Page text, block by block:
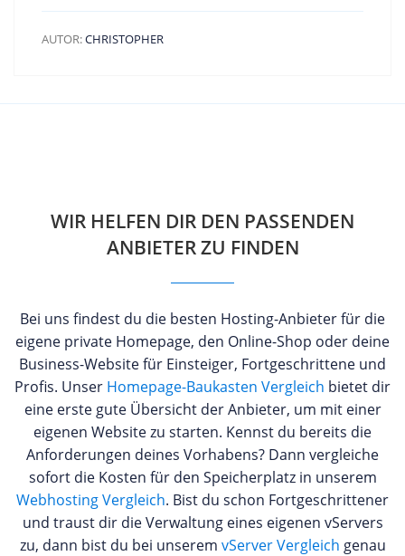
AUTOR:CHRISTOPHER
WIR HELFEN DIR DEN PASSENDEN
ANBIETER ZU FINDEN
Bei uns findest du die besten Hosting-Anbieter für die
eigene private Homepage, den Online-Shop oder deine
Business-Website für Einsteiger, Fortgeschrittene und
Profis. Unser Homepage-Baukasten Vergleich bietet dir
eine erste gute Übersicht der Anbieter, um mit einer
eigenen Website zu starten. Kennst du bereits die
Anforderungen deines Vorhabens? Dann vergleiche
sofort die Kosten für den Speicherplatz in unserem
Webhosting Vergleich. Bist du schon Fortgeschrittener
und traust dir die Verwaltung eines eigenen vServers
zu, dann bist du bei unserem vServer Vergleich genau